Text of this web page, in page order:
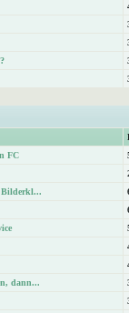
FC
Bilderkl...
dann...